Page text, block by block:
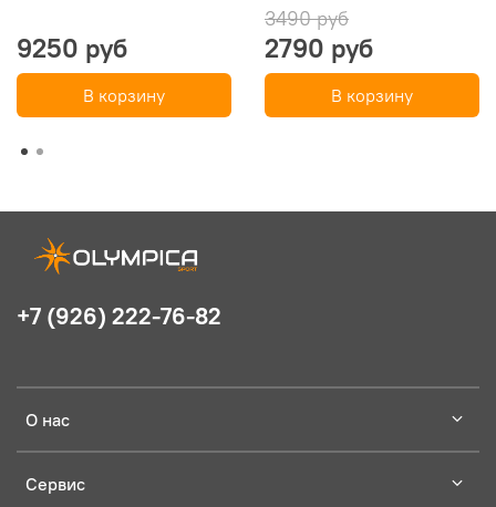
9250 руб
В корзину
3490 руб
2790 руб
В корзину
О нас
Сервис
+7 (926) 222-76-82